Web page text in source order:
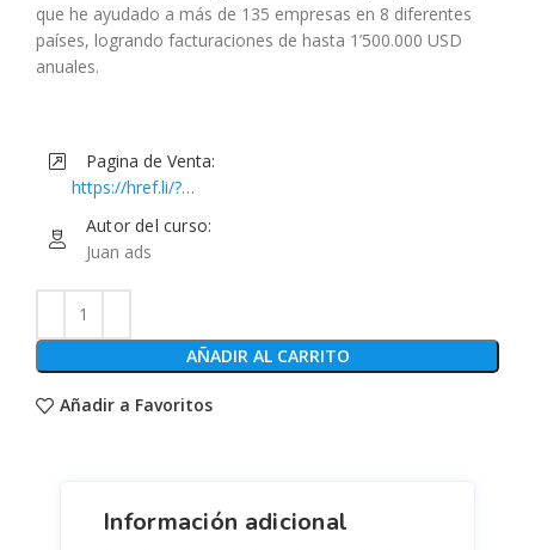
que he ayudado a más de 135 empresas en 8 diferentes
países, logrando facturaciones de hasta 1’500.000 USD
anuales.
Pagina de Venta:
https://href.li/?
https://www.musihacks.com/offers/Xqvv5Thv/checkout
Autor del curso:
Juan ads
AÑADIR AL CARRITO
Añadir a Favoritos
Información adicional